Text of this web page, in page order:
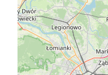
osiki. W północnej
śródleśnych łąk,
Krajobraz
turzycowe,
brunatną wodą